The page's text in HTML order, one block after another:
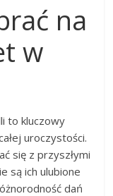
na
w
to kluczowy
uroczystości.
się z przyszłymi
są ich ulubione
dań